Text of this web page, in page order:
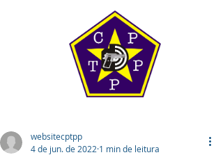
websitecptpp
4 de jun. de 2022 1 min de leitura